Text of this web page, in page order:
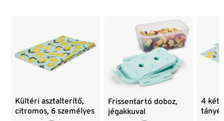
Kültéri asztalterítő,
citromos, 6 személyes
Frissentartó doboz,
jégakkuval
4